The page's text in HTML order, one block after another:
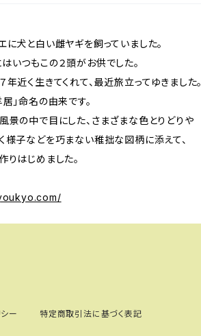
に犬と白い雌ヤギを飼っていました。
いつもこの２頭がお供でした。
年近く生きてくれて、最近旅立ってゆきました。
」命名の由来です。
景の中で目にした、さまざまな色とりどりや
様子などを巧まない稚拙な図柄に添えて、
りはじめました。
ー 特定商取引法に基づく表記